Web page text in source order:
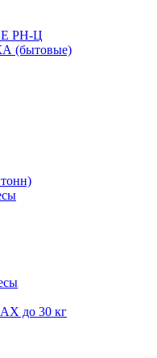
РН-Ц
(бытовые)
до 30 кг